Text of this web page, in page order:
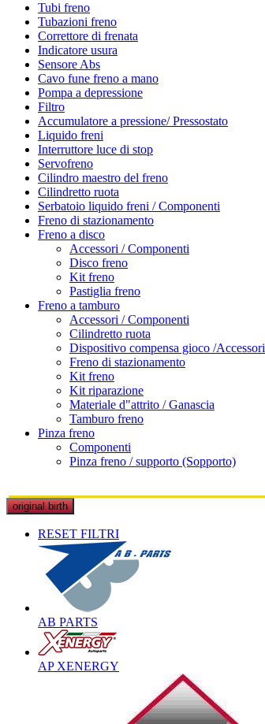
Tubi freno
Tubazioni freno
Correttore di frenata
Indicatore usura
Sensore Abs
Cavo fune freno a mano
Pompa a depressione
Filtro
Accumulatore a pressione/ Pressostato
Liquido freni
Interruttore luce di stop
Servofreno
Cilindro maestro del freno
Cilindretto ruota
Serbatoio liquido freni / Componenti
Freno di stazionamento
Freno a disco
Accessori / Componenti
Disco freno
Kit freno
Pastiglia freno
Freno a tamburo
Accessori / Componenti
Cilindretto ruota
Dispositivo compensa gioco /Accessori
Freno di stazionamento
Kit freno
Kit riparazione
Materiale d"attrito / Ganascia
Tamburo freno
Pinza freno
Componenti
Pinza freno / supporto (Sopporto)
original birth
RESET FILTRI
AB PARTS
AP XENERGY